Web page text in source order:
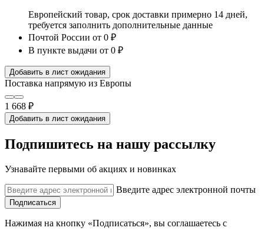
Европейский товар, срок доставки примерно 14 дней,
требуется заполнить дополнительные данные
Почтой России от 0 ₽
В пункте выдачи от 0 ₽
Добавить в лист ожидания
Поставка напрямую из Европы
1 668 ₽
Добавить в лист ожидания
Подпишитесь на нашу рассылку
Узнавайте первыми об акциях и новинках
Введите адрес электронной почты
Подписаться
Нажимая на кнопку «Подписаться», вы соглашаетесь с